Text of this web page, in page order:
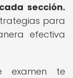
sección.
para
efectiva
examen te